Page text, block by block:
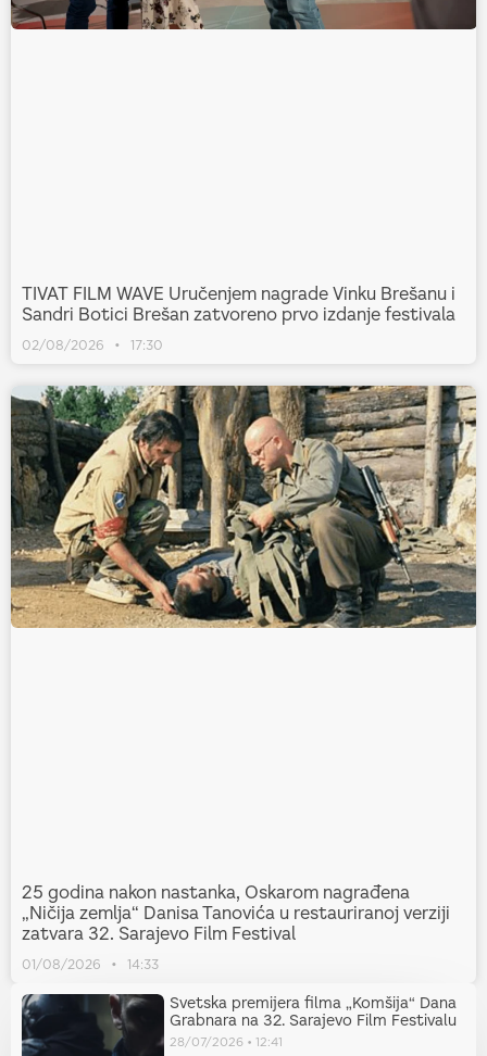
TIVAT FILM WAVE Uručenjem nagrade Vinku Brešanu i
Sandri Botici Brešan zatvoreno prvo izdanje festivala
02/08/2026 17:30
25 godina nakon nastanka, Oskarom nagrađena
„Ničija zemlja“ Danisa Tanovića u restauriranoj verziji
zatvara 32. Sarajevo Film Festival
01/08/2026 14:33
Svetska premijera filma „Komšija“ Dana
Grabnara na 32. Sarajevo Film Festivalu
28/07/2026 12:41